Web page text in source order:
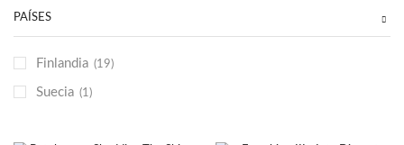
Grindcore
PAÍSES
Finlandia (19)
Suecia (1)